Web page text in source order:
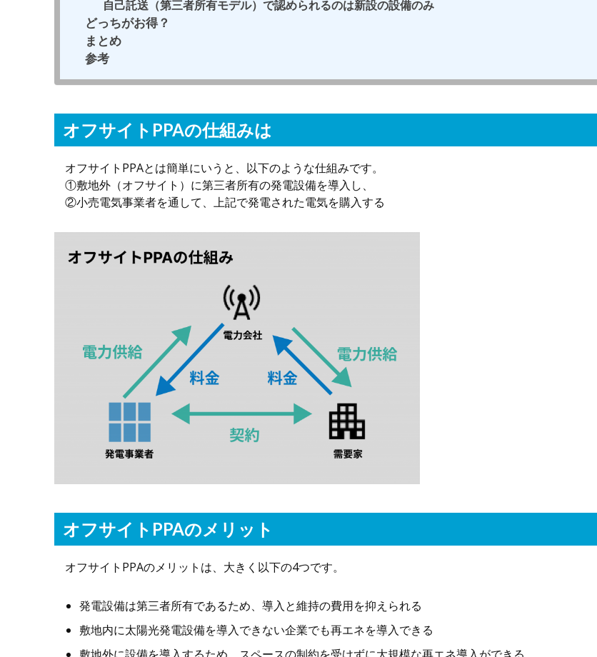
自己託送（第三者所有モデル）で認められるのは新設の設備のみ
どっちがお得？
まとめ
参考
オフサイトPPAの仕組みは
オフサイトPPAとは簡単にいうと、以下のような仕組みです。
①敷地外（オフサイト）に第三者所有の発電設備を導入し、
②小売電気事業者を通して、上記で発電された電気を購入する
オフサイトPPAのメリット
オフサイトPPAのメリットは、大きく以下の4つです。
発電設備は第三者所有であるため、導入と維持の費用を抑えられる
敷地内に太陽光発電設備を導入できない企業でも再エネを導入できる